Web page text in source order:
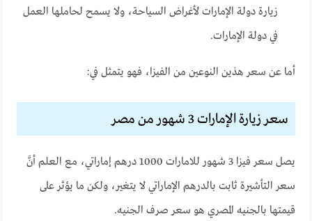
زيارة دولة الإمارات لأغراض السياحة، ولا يسمح لحاملها العمل
في دولة الإمارات.
أما عن سعر هذين النوعين من الفيزا، فهو يتمثل في:
سعر زيارة الإمارات 3 شهور من مصر
يصل سعر فيزا 3 شهور للامارات 1000 درهم إماراتي، مع العلم أنَّ
سعر التأشيرة ثابت بالدرهم الإماراتي لا يتغير، ولكن ما يؤثر على
قيمتها بالجنيه المصري هو سعر صرف الجنيه.